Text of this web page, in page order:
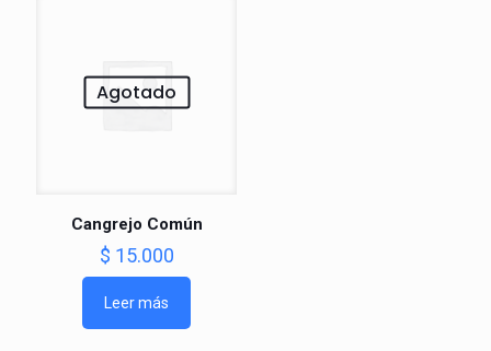
Agotado
Cangrejo Común
$ 15.000
Leer más